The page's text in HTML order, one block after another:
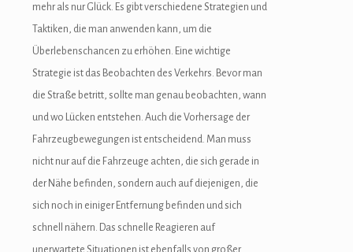
Panel
mehr als nur Glück. Es gibt verschiedene Strategien und
Taktiken, die man anwenden kann, um die
Überlebenschancen zu erhöhen. Eine wichtige
Strategie ist das Beobachten des Verkehrs. Bevor man
die Straße betritt, sollte man genau beobachten, wann
und wo Lücken entstehen. Auch die Vorhersage der
Fahrzeugbewegungen ist entscheidend. Man muss
nicht nur auf die Fahrzeuge achten, die sich gerade in
der Nähe befinden, sondern auch auf diejenigen, die
sich noch in einiger Entfernung befinden und sich
schnell nähern. Das schnelle Reagieren auf
unerwartete Situationen ist ebenfalls von großer